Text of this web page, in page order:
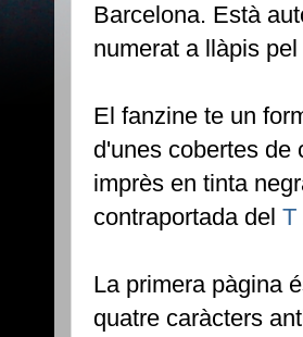
Barcelona. Està
numerat a llàpis
El fanzine te un
d'unes cobertes de
imprès en tinta
contraportada del T
La primera pàgina
quatre caràcters